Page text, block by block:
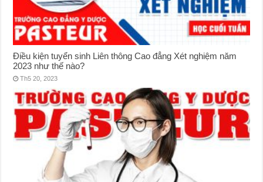
Điều kiện tuyển sinh Liên thông Cao đẳng Xét nghiệm năm
2023 như thế nào?
Th5 20, 2023